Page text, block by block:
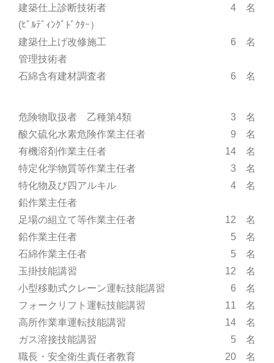
建築仕上診断技術者
(ﾋﾞﾙﾃﾞｨﾝｸﾞﾄﾞｸﾀｰ）
建築仕上げ改修施工
管理技術者
石綿含有建材調査者
4 名
6 名
6 名
危険物取扱者 乙種第4類
酸欠硫化水素危険作業主任者
有機溶剤作業主任者
特定化学物質等作業主任者
特化物及び四アルキル
鉛作業主任者
足場の組立て等作業主任者
鉛作業主任者
石綿作業主任者
玉掛技能講習
小型移動式クレーン運転技能講習
フォークリフト運転技能講習
高所作業車運転技能講習
ガス溶接技能講習
職長・安全衛生責任者教育
3 名
9 名
14 名
3 名
4 名
12 名
5 名
5 名
12 名
6 名
11 名
14 名
5 名
20 名